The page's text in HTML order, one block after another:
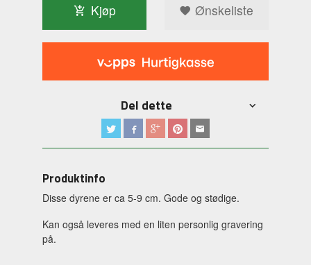
Kjøp Ønskeliste
Del dette
Produktinfo
Disse dyrene er ca 5-9 cm. Gode og stødige.
Kan også leveres med en liten personlig gravering
på.